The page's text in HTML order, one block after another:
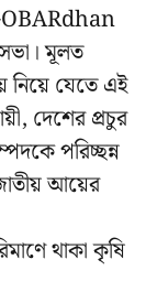
মূলত
যেতে এই
দেশের প্রচুর
পরিচ্ছন্ন
আয়ের
থাকা কৃষি